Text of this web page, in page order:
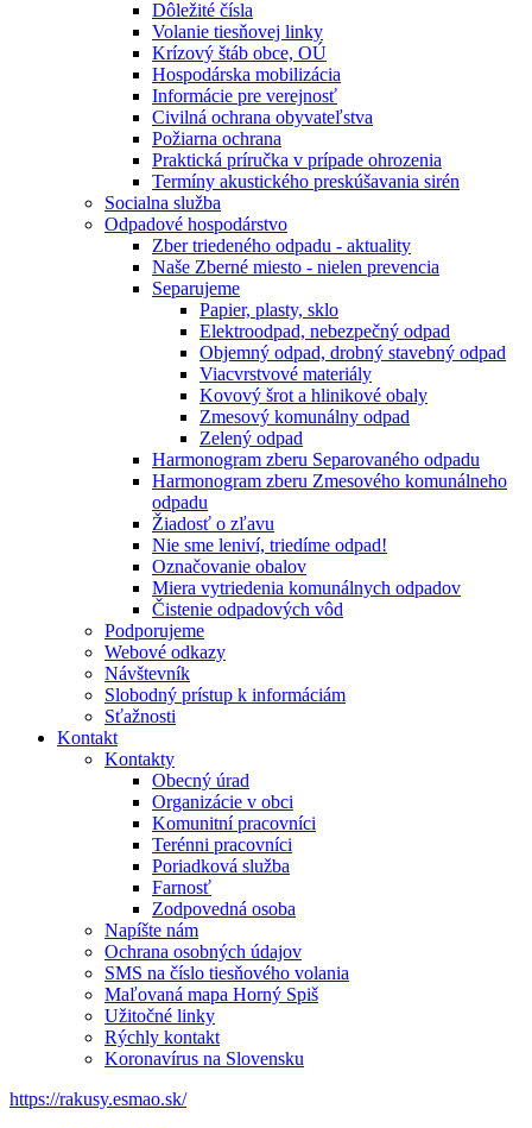
Dôležité čísla
Volanie tiesňovej linky
Krízový štáb obce, OÚ
Hospodárska mobilizácia
Informácie pre verejnosť
Civilná ochrana obyvateľstva
Požiarna ochrana
Praktická príručka v prípade ohrozenia
Termíny akustického preskúšavania sirén
Socialna služba
Odpadové hospodárstvo
Zber triedeného odpadu - aktuality
Naše Zberné miesto - nielen prevencia
Separujeme
Papier, plasty, sklo
Elektroodpad, nebezpečný odpad
Objemný odpad, drobný stavebný odpad
Viacvrstvové materiály
Kovový šrot a hlinikové obaly
Zmesový komunálny odpad
Zelený odpad
Harmonogram zberu Separovaného odpadu
Harmonogram zberu Zmesového komunálneho
odpadu
Žiadosť o zľavu
Nie sme leniví, triedíme odpad!
Označovanie obalov
Miera vytriedenia komunálnych odpadov
Čistenie odpadových vôd
Podporujeme
Webové odkazy
Návštevník
Slobodný prístup k informáciám
Sťažnosti
Kontakt
Kontakty
Obecný úrad
Organizácie v obci
Komunitní pracovníci
Terénni pracovníci
Poriadková služba
Farnosť
Zodpovedná osoba
Napíšte nám
Ochrana osobných údajov
SMS na číslo tiesňového volania
Maľovaná mapa Horný Spiš
Užitočné linky
Rýchly kontakt
Koronavírus na Slovensku
https://rakusy.esmao.sk/